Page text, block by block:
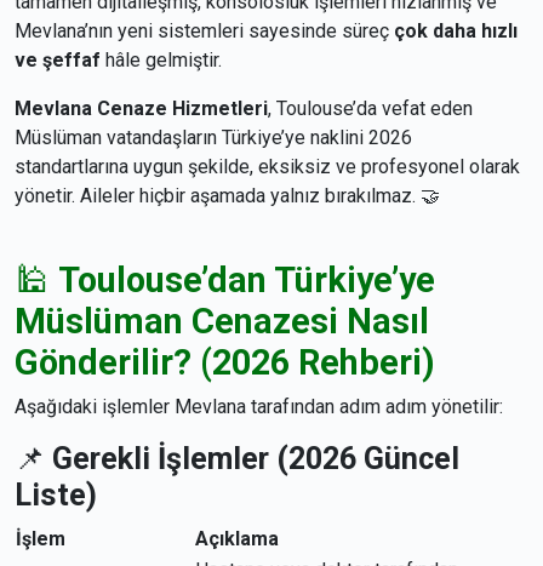
Mevlana’nın yeni sistemleri sayesinde süreç çok daha hızlı
ve şeffaf hâle gelmiştir.
Mevlana Cenaze Hizmetleri, Toulouse’da vefat eden
Müslüman vatandaşların Türkiye’ye naklini 2026
standartlarına uygun şekilde, eksiksiz ve profesyonel olarak
yönetir. Aileler hiçbir aşamada yalnız bırakılmaz. 🤝
🕌 Toulouse’dan Türkiye’ye
Müslüman Cenazesi Nasıl
Gönderilir? (2026 Rehberi)
Aşağıdaki işlemler Mevlana tarafından adım adım yönetilir:
📌 Gerekli İşlemler (2026 Güncel
Liste)
İşlem
Açıklama